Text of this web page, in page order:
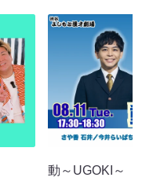
動～UGOKI～